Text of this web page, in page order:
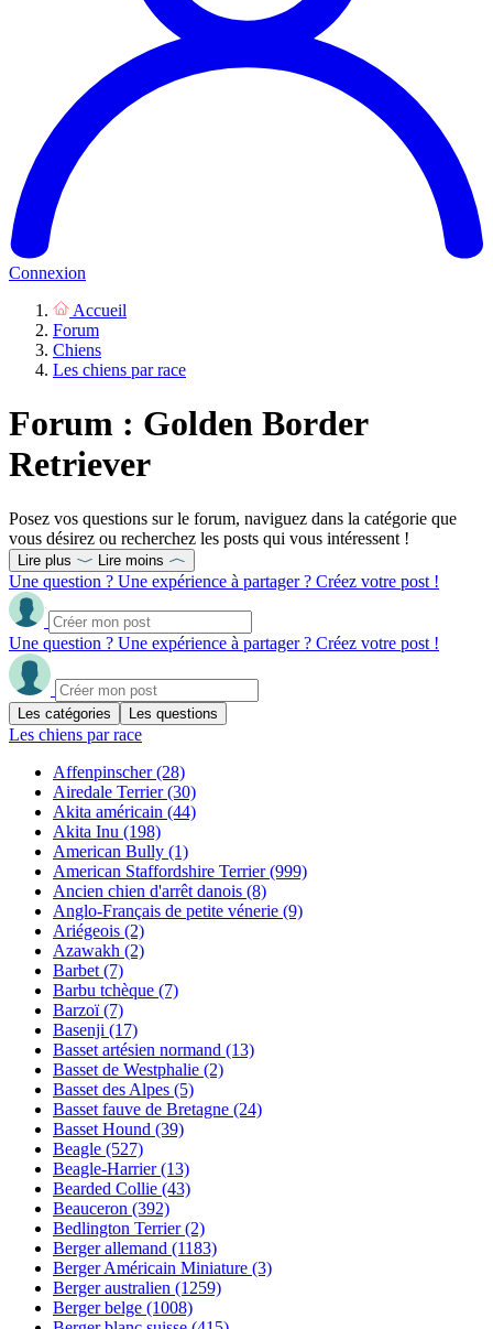
Connexion
Accueil
Forum
Chiens
Les chiens par race
Forum : Golden Border
Retriever
Posez vos questions sur le forum, naviguez dans la catégorie que
vous désirez ou recherchez les posts qui vous intéressent !
Lire plus Lire moins
Une question ? Une expérience à partager ? Créez votre post !
Une question ? Une expérience à partager ? Créez votre post !
Les catégories Les questions
Les chiens par race
Affenpinscher(28)
Airedale Terrier(30)
Akita américain (44)
Akita Inu (198)
American Bully (1)
American Staffordshire Terrier(999)
Ancien chien d'arrêt danois (8)
Anglo-Français de petite vénerie (9)
Ariégeois (2)
Azawakh (2)
Barbet (7)
Barbu tchèque (7)
Barzoï(7)
Basenji (17)
Basset artésien normand (13)
Basset de Westphalie (2)
Basset des Alpes (5)
Basset fauve de Bretagne (24)
Basset Hound (39)
Beagle (527)
Beagle-Harrier(13)
Bearded Collie (43)
Beauceron (392)
Bedlington Terrier(2)
Berger allemand (1183)
Berger Américain Miniature (3)
Berger australien (1259)
Berger belge (1008)